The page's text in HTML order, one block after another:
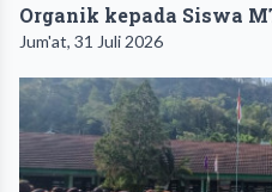
Organik kepada Siswa
Jum'at, 31 Juli 2026